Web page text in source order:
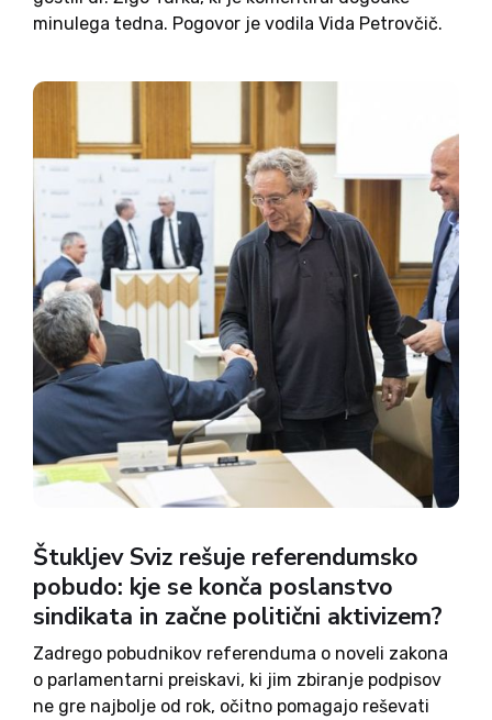
minulega tedna. Pogovor je vodila Vida Petrovčič.
evropskega poslanca Branka Grimsa iz politične
Štukljev Sviz rešuje referendumsko
pobudo: kje se konča poslanstvo
sindikata in začne politični aktivizem?
Zadrego pobudnikov referenduma o noveli zakona
o parlamentarni preiskavi, ki jim zbiranje podpisov
ne gre najbolje od rok, očitno pomagajo reševati